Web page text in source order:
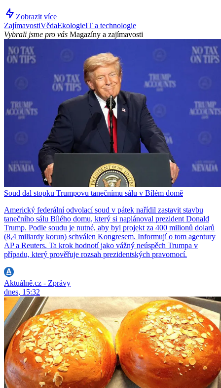
Zobrazit více
ZajímavostiVědaEkologieIT a technologie
Vybrali jsme pro vás Magazíny a zajímavosti
Soud dal stopku Trumpovu tanečnímu sálu v Bílém domě
Americký federální odvolací soud v pátek nařídil zastavit stavbu
tanečního sálu Bílého domu, který si naplánoval prezident Donald
Trump. Podle soudu je nutné, aby byl projekt za 400 milionů dolarů
(8,4 miliardy korun) schválen Kongresem. Informují o tom agentury
AP a Reuters. Ta krok hodnotí jako vážný neúspěch Trumpa v
případu, který prověřuje rozsah prezidentských pravomocí.
Aktuálně.cz - Zprávy
dnes, 15:32